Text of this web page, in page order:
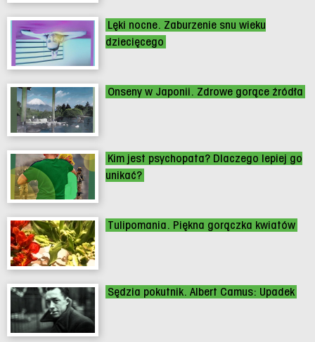
Lęki nocne. Zaburzenie snu wieku
dziecięcego
Onseny w Japonii. Zdrowe gorące źródła
Kim jest psychopata? Dlaczego lepiej go
unikać?
Tulipomania. Piękna gorączka kwiatów
Sędzia pokutnik. Albert Camus: Upadek